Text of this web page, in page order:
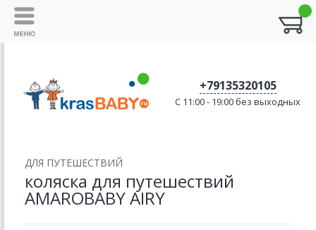
+79135320105
C 11:00 - 19:00 без выходных
ДЛЯ ПУТЕШЕСТВИЙ
коляска для путешествий
AMAROBABY AIRY